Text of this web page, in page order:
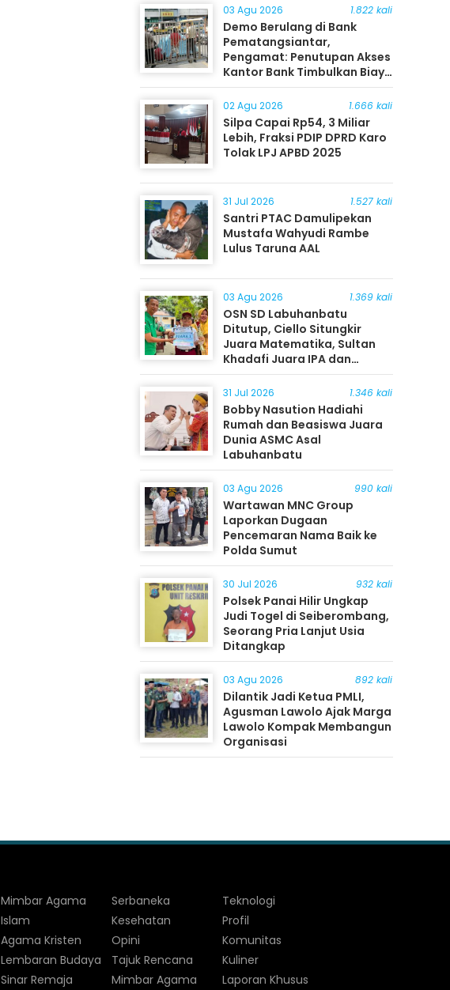
03 Agu 2026 1.822 kali
Demo Berulang di Bank
Pematangsiantar,
Pengamat: Penutupan Akses
Kantor Bank Timbulkan Biaya
Ekonomi bagi Masyarakat
02 Agu 2026 1.666 kali
Silpa Capai Rp54, 3 Miliar
Lebih, Fraksi PDIP DPRD Karo
Tolak LPJ APBD 2025
31 Jul 2026 1.527 kali
Santri PTAC Damulipekan
Mustafa Wahyudi Rambe
Lulus Taruna AAL
03 Agu 2026 1.369 kali
OSN SD Labuhanbatu
Ditutup, Ciello Situngkir
Juara Matematika, Sultan
Khadafi Juara IPA dan
Timothy Rangkuti Juara IPS
31 Jul 2026 1.346 kali
Bobby Nasution Hadiahi
Rumah dan Beasiswa Juara
Dunia ASMC Asal
Labuhanbatu
03 Agu 2026 990 kali
Wartawan MNC Group
Laporkan Dugaan
Pencemaran Nama Baik ke
Polda Sumut
30 Jul 2026 932 kali
Polsek Panai Hilir Ungkap
Judi Togel di Seiberombang,
Seorang Pria Lanjut Usia
Ditangkap
03 Agu 2026 892 kali
Dilantik Jadi Ketua PMLI,
Agusman Lawolo Ajak Marga
Lawolo Kompak Membangun
Organisasi
Mimbar Agama
Islam
Agama Kristen
Lembaran Budaya
Sinar Remaja
Serbaneka
Kesehatan
Opini
Tajuk Rencana
Mimbar Agama
Teknologi
Profil
Komunitas
Kuliner
Laporan Khusus